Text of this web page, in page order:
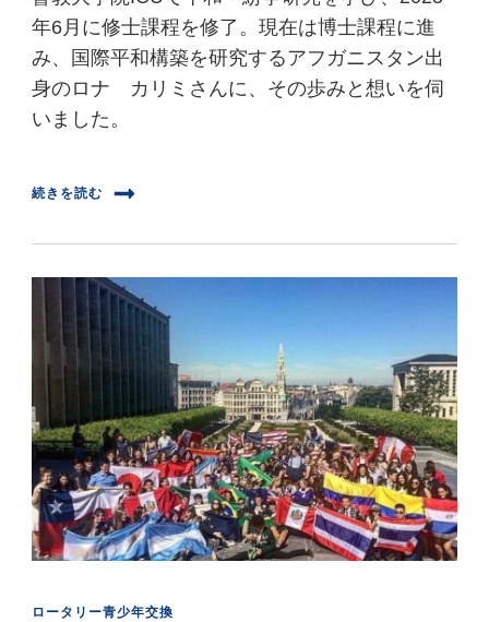
年6月に修士課程を修了。現在は博士課程に進
み、国際平和構築を研究するアフガニスタン出
身のロナ カリミさんに、その歩みと想いを伺
いました。
続きを読む
ロータリー青少年交換